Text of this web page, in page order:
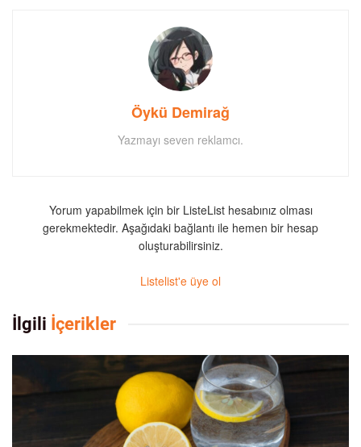
Öykü Demirağ
Yazmayı seven reklamcı.
Yorum yapabilmek için bir ListeList hesabınız olması
gerekmektedir. Aşağıdaki bağlantı ile hemen bir hesap
oluşturabilirsiniz.
Listelist'e üye ol
İlgili İçerikler